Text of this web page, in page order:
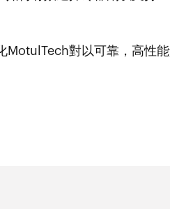
對以可靠，高性能